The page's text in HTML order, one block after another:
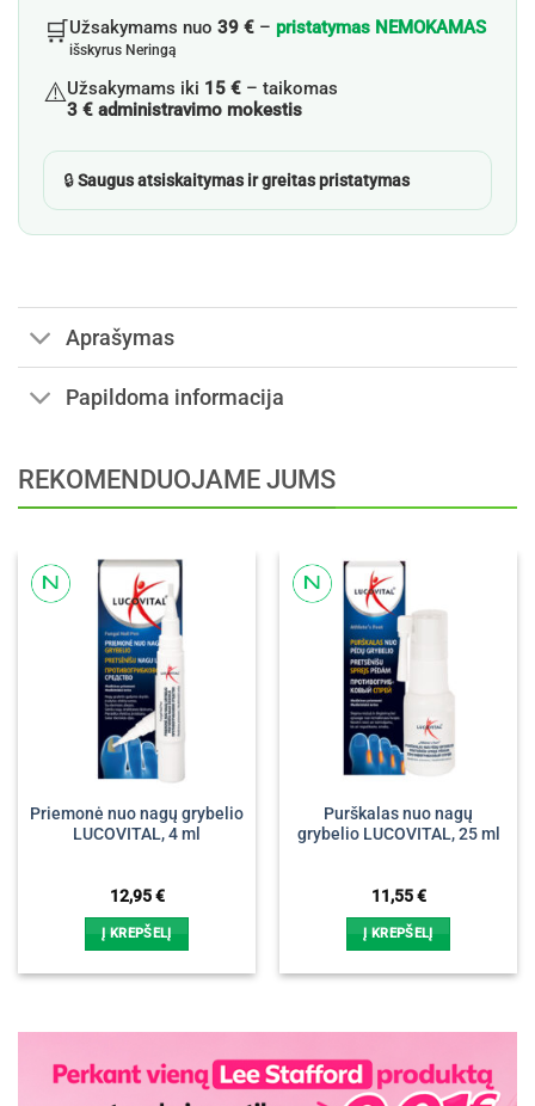
🛒Užsakymams nuo 39 € – pristatymas NEMOKAMAS
išskyrus Neringą
⚠️Užsakymams iki 15 € – taikomas
3 € administravimo mokestis
🔒Saugus atsiskaitymas ir greitas pristatymas
Aprašymas
Papildoma informacija
REKOMENDUOJAME JUMS
Priemonė nuo nagų grybelio
LUCOVITAL, 4 ml
12,95€
Į KREPŠELĮ
Purškalas nuo nagų
grybelio LUCOVITAL, 25 ml
11,55€
Į KREPŠELĮ